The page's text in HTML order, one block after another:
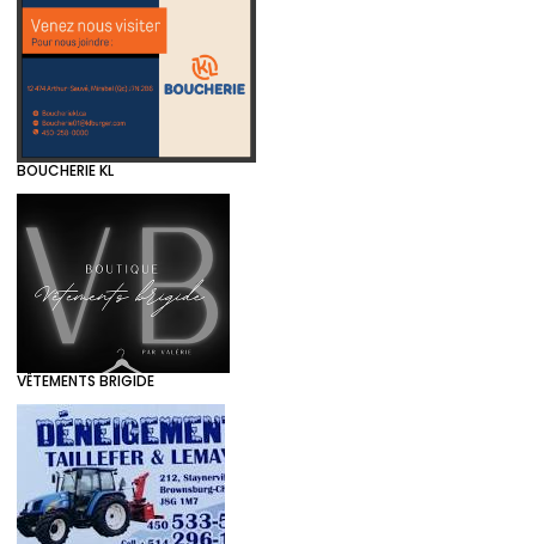
BOUCHERIE KL
VÊTEMENTS BRIGIDE